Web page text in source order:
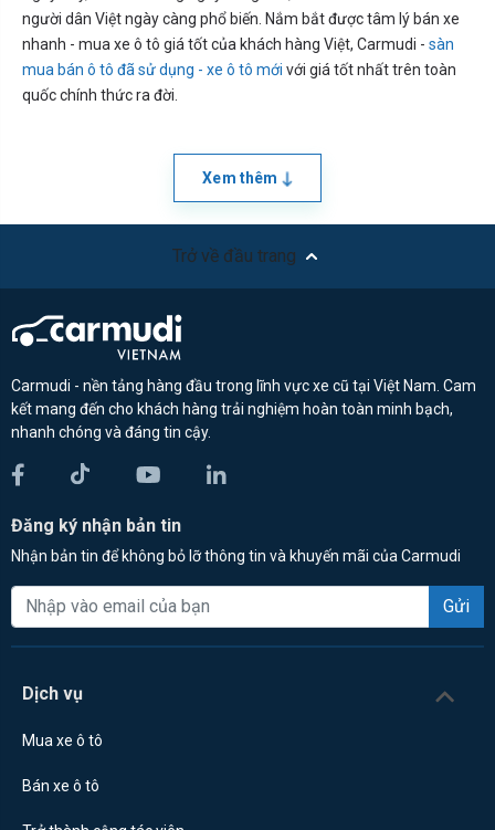
người dân Việt ngày càng phổ biến. Nắm bắt được tâm lý bán xe
nhanh - mua xe ô tô giá tốt của khách hàng Việt, Carmudi - sàn
mua bán ô tô đã sử dụng - xe ô tô mới với giá tốt nhất trên toàn
quốc chính thức ra đời.
Xem thêm
Trở về đầu trang
Carmudi - nền tảng hàng đầu trong lĩnh vực xe cũ tại Việt Nam. Cam
kết mang đến cho khách hàng trải nghiệm hoàn toàn minh bạch,
nhanh chóng và đáng tin cậy.
Đăng ký nhận bản tin
Nhận bản tin để không bỏ lỡ thông tin và khuyến mãi của Carmudi
Gửi
Dịch vụ
Mua xe ô tô
Bán xe ô tô